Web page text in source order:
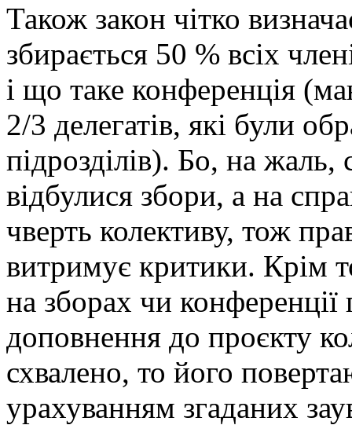
Також закон чітко
збирається 50 % всіх
і що таке конференція
2/3 делегатів, які були
підрозділів). Бо, на
відбулися збори, а на
чверть колективу, тож
витримує критики. Крім
на зборах чи конференції
доповнення до проєкту
схвалено, то його
урахуванням згаданих